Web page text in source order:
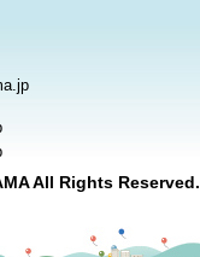
All Rights Reserved.